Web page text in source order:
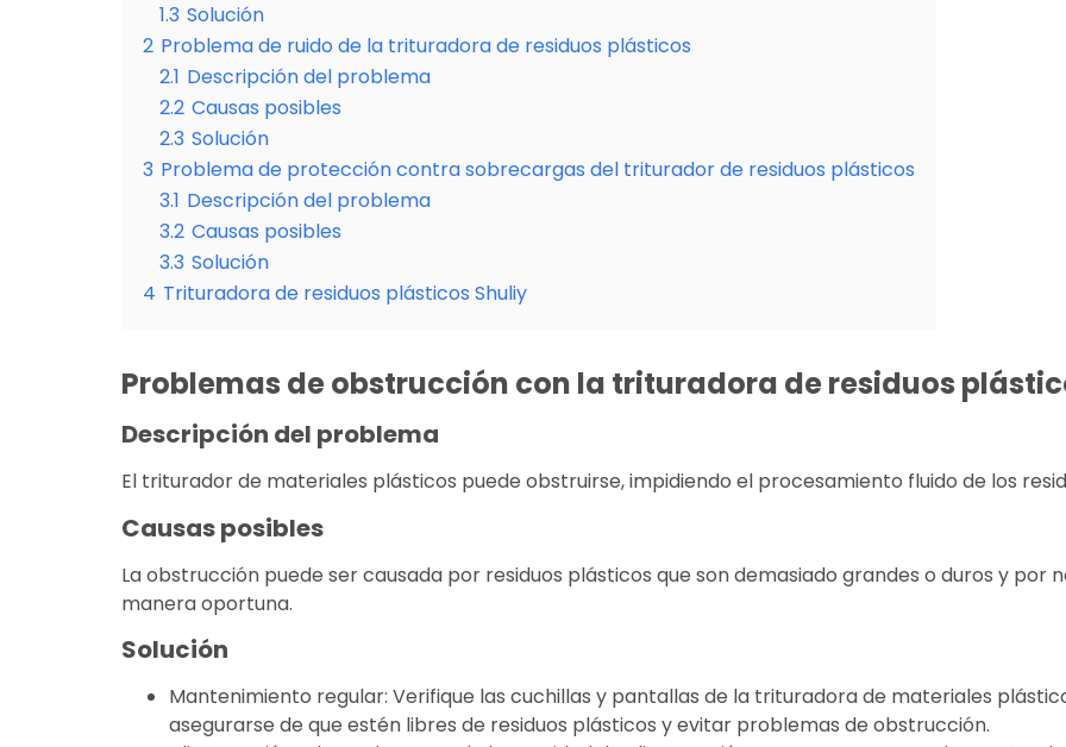
1.3 Solución
2 Problema de ruido de la trituradora de residuos plásticos
2.1 Descripción del problema
2.2 Causas posibles
2.3 Solución
3 Problema de protección contra sobrecargas del triturador de residuos plásticos
3.1 Descripción del problema
3.2 Causas posibles
3.3 Solución
4 Trituradora de residuos plásticos Shuliy
Problemas de obstrucción con la trituradora de residuos
Descripción del problema
El triturador de materiales plásticos puede obstruirse, impidiendo el procesamiento fluido de los
Causas posibles
La obstrucción puede ser causada por residuos plásticos que son demasiado grandes o duros y por
manera oportuna.
Solución
Mantenimiento regular: Verifique las cuchillas y pantallas de la trituradora de materiales
asegurarse de que estén libres de residuos plásticos y evitar problemas de obstrucción.